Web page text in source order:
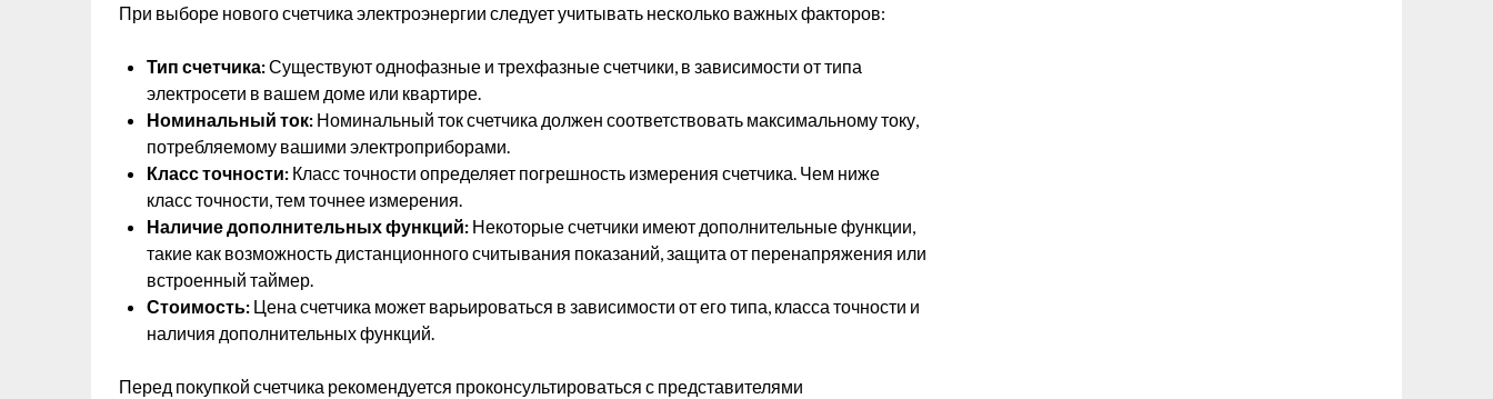
При выборе нового счетчика электроэнергии следует учитывать несколько важных факторов:
Тип счетчика:Существуют однофазные и трехфазные счетчики, в зависимости от типа
электросети в вашем доме или квартире.
Номинальный ток: Номинальный ток счетчика должен соответствовать максимальному току,
потребляемому вашими электроприборами.
Класс точности: Класс точности определяет погрешность измерения счетчика. Чем ниже
класс точности, тем точнее измерения.
Наличие дополнительных функций: Некоторые счетчики имеют дополнительные функции,
такие как возможность дистанционного считывания показаний, защита от перенапряжения или
встроенный таймер.
Стоимость: Цена счетчика может варьироваться в зависимости от его типа, класса точности и
наличия дополнительных функций.
Перед покупкой счетчика рекомендуется проконсультироваться с представителями